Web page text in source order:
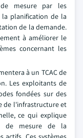
mesure par les
planification de la
de la demande.
à améliorer le
concernant les
à un TCAC de
Les exploitants de
fondées sur des
de l'infrastructure et
ce qui explique
de mesure de la